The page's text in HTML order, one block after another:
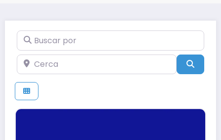
Buscar por
Cerca